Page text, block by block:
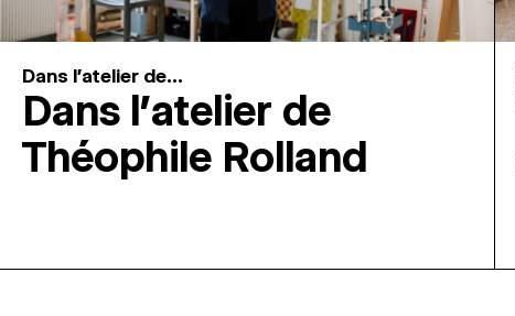
Dans l'atelier de...
Dans l’atelier de
Théophile Rolland